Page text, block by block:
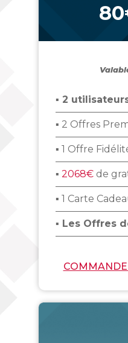
▪ 2
▪ 2 Offres
▪ 1 Offre
▪ 2068€ de
▪ 1 Carte
▪ Les Offres